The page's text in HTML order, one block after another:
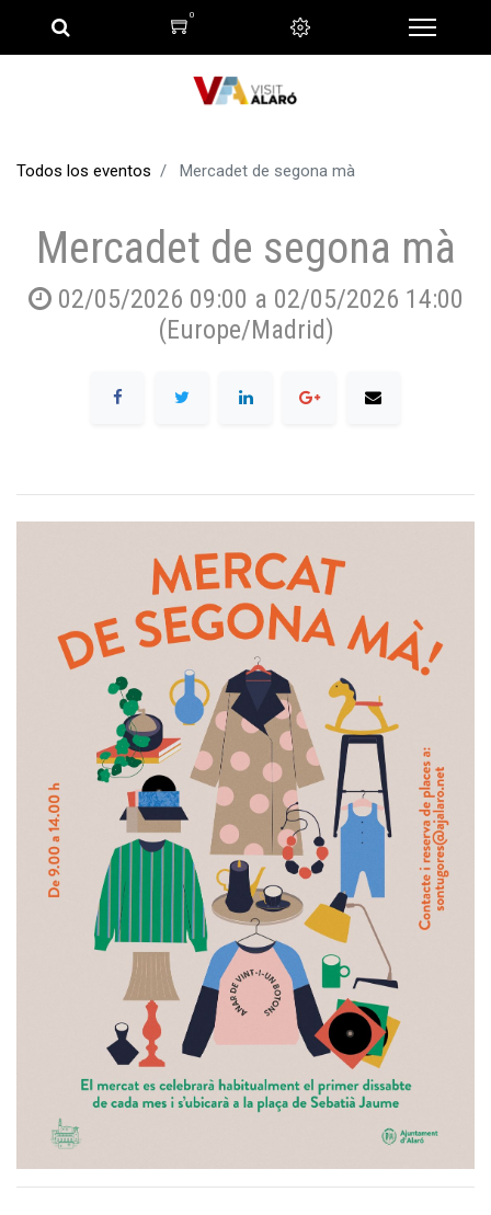
0
Todos los eventos Mercadet de segona mà
Mercadet de segona mà
02/05/2026 09:00 a 02/05/2026 14:00
(Europe/Madrid)